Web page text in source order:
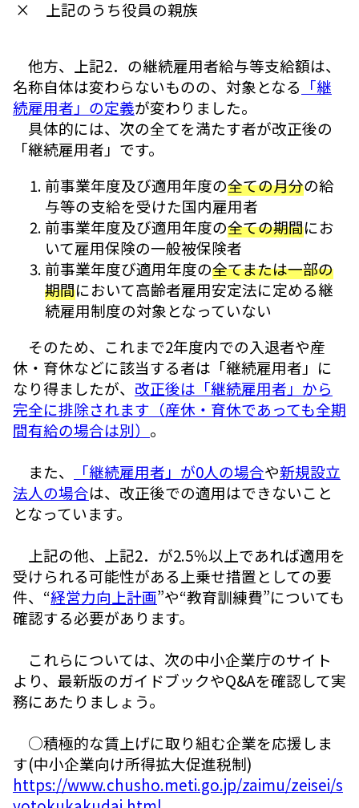
× 上記のうち役員の親族
他方、上記2．の継続雇用者給与等支給額は、
名称自体は変わらないものの、対象となる 「継
続雇用者」の定義が変わりました。
具体的には、次の全てを満たす者が改正後の
「継続雇用者」です。
前事業年度及び適用年度の全ての月分の給
与等の支給を受けた国内雇用者
前事業年度及び適用年度の全ての期間にお
いて雇用保険の一般被保険者
前事業年度び適用年度の全てまたは一部の
期間において高齢者雇用安定法に定める継
続雇用制度の対象となっていない
そのため、これまで2年度内での入退者や産
休・育休などに該当する者は「継続雇用者」に
なり得ましたが、 改正後は「継続雇用者」から
完全に排除されます（産休・育休であっても全期
間有給の場合は別） 。
また、
「継続雇用者」が0人の場合や新規設立
法人の場合は、改正後での適用はできないこと
となっています。
上記の他、上記2．が2.5％以上であれば適用を
受けられる可能性がある上乗せ措置としての要
件、“経営力向上計画”や“教育訓練費”についても
確認する必要があります。
これらについては、次の中小企業庁のサイト
より、最新版のガイドブックやQ&Aを確認して実
務にあたりましょう。
○積極的な賃上げに取り組む企業を応援しま
す(中小企業向け所得拡大促進税制)
https://www.chusho.meti.go.jp/zaimu/zeisei/s